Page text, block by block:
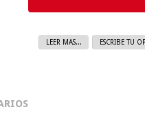
LEER MAS... ESCRIBE TU